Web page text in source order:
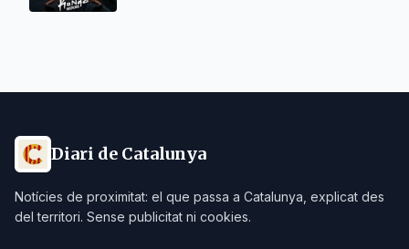
Diari de Catalunya
Notícies de proximitat: el que passa a Catalunya, explicat des
del territori. Sense publicitat ni cookies.